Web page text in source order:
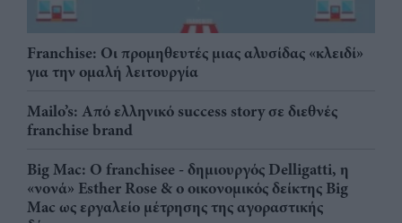
Franchise: Οι προμηθευτές μιας αλυσίδας «κλειδί»
για την ομαλή λειτουργία
Mailo’s: Από ελληνικό success story σε διεθνές
franchise brand
Big Mac: Ο franchisee - δημιουργός Delligatti, η
«νονά» Esther Rose & ο οικονομικός δείκτης Big
Mac ως εργαλείο μέτρησης της αγοραστικής